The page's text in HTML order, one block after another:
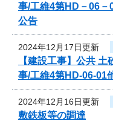
事/工維4第HD－06－
公告
2024年12月17日更新
【建設工事】公共
事/工維4第HD-06-01
2024年12月16日更新
敷鉄板等の調達